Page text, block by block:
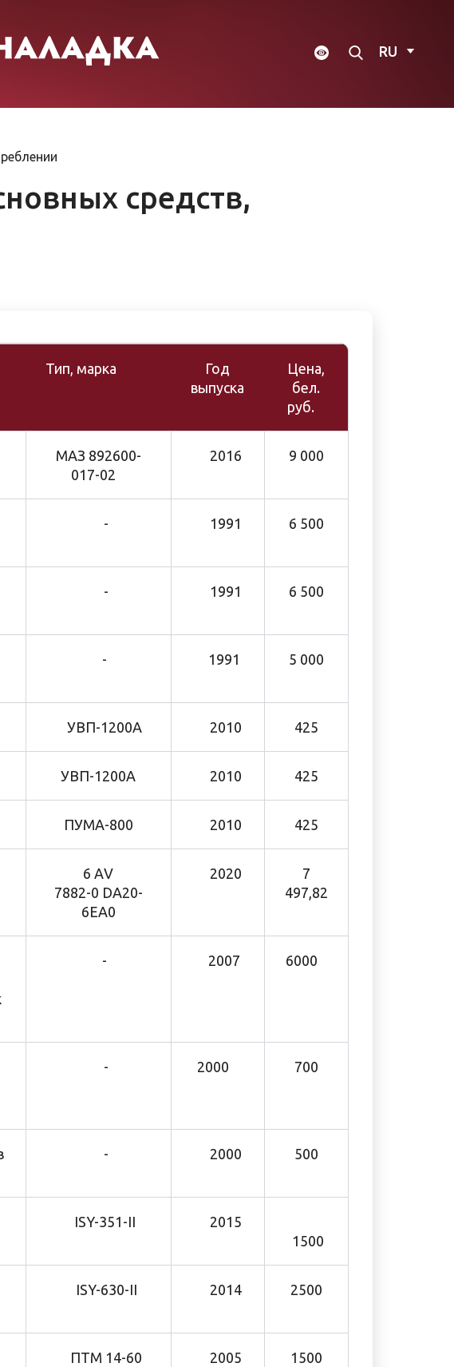
RU
средств,
Тип, марка
Год
выпуска
Цена,
бел.
руб.
МАЗ 892600-
017-02
2016 9 000
- 1991 6 500
- 1991 6 500
- 1991 5 000
УВП-1200А 2010 425
УВП-1200А 2010 425
ПУМА-800 2010 425
6 АV
7882-0 DA20-
6EA0
2020
7
497,82
- 2007 6000
- 2000 700
- 2000 500
ISY-351-II
2015
1500
ISY-630-II 2014 2500
ПТМ 14-60 2005 1500